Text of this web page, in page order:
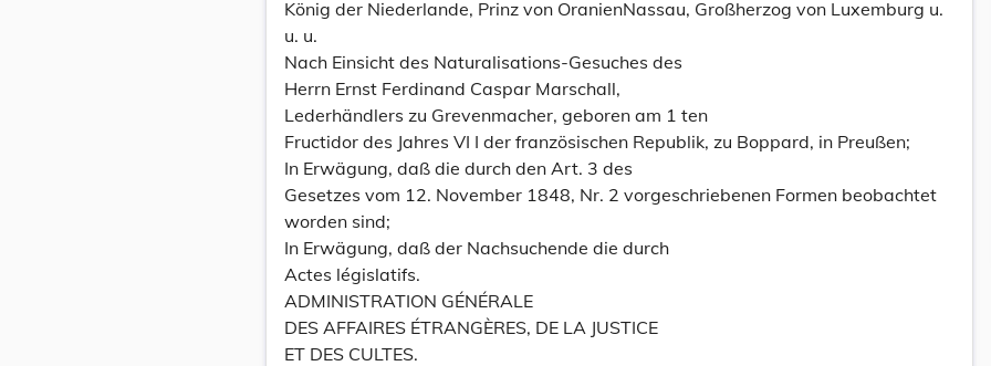
König der Niederlande, Prinz von OranienNassau, Großherzog von Luxemburg u.
u. u.
Nach Einsicht des Naturalisations-Gesuches des
Herrn Ernst Ferdinand Caspar Marschall,
Lederhändlers zu Grevenmacher, geboren am 1 ten
Fructidor des Jahres VI I der französischen Republik, zu Boppard, in Preußen;
In Erwägung, daß die durch den Art. 3 des
Gesetzes vom 12. November 1848, Nr. 2 vorgeschriebenen Formen beobachtet
worden sind;
In Erwägung, daß der Nachsuchende die durch
Actes législatifs.
ADMINISTRATION GÉNÉRALE
DES AFFAIRES ÉTRANGÈRES, DE LA JUSTICE
ET DES CULTES.